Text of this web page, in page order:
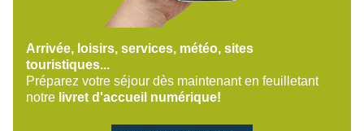
Arrivée, loisirs, services, météo, sites
touristiques...
Préparez votre séjour dès maintenant en feuilletant
notre livret d'accueil numérique!